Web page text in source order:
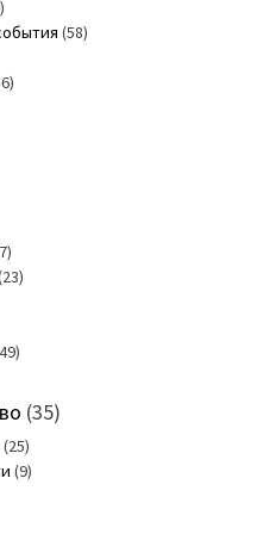
(58)
(35)
(25)
(9)